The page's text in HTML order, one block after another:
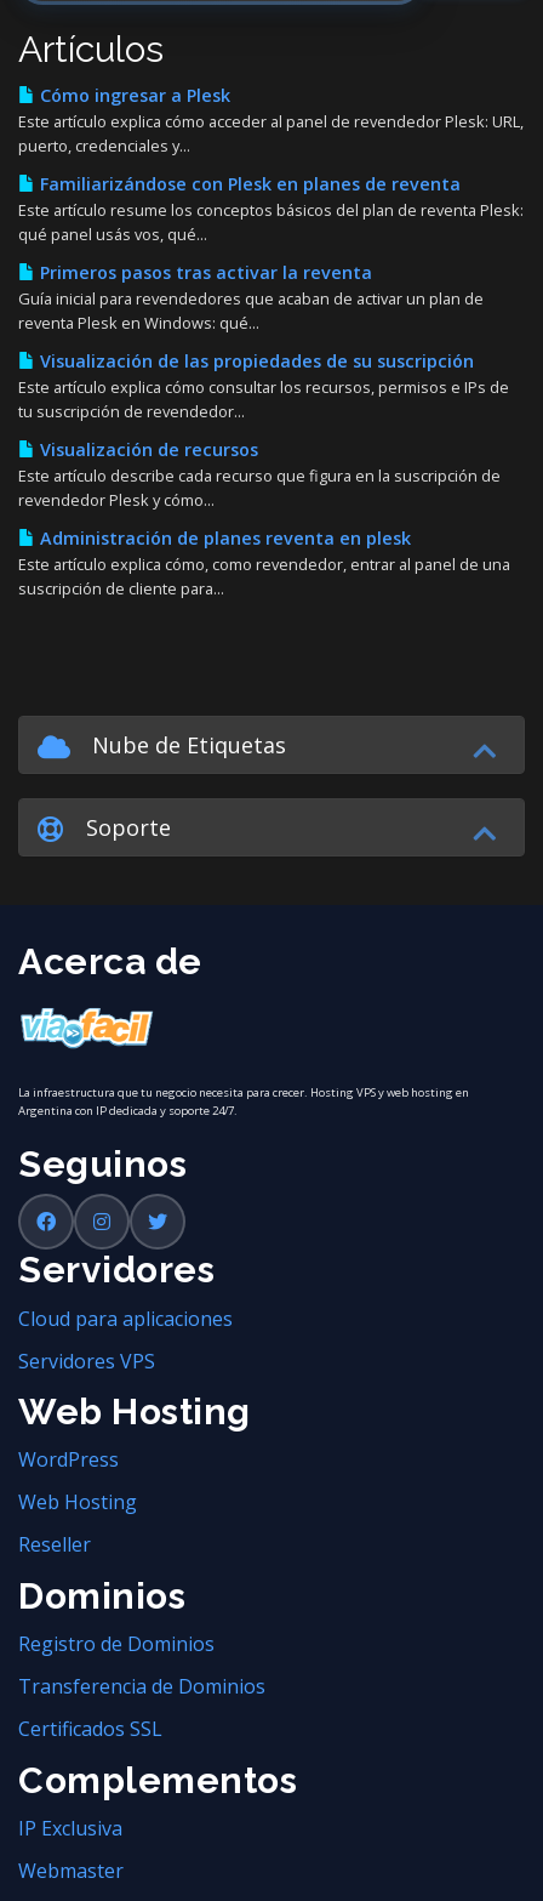
Artículos
Cómo ingresar a Plesk
Este artículo explica cómo acceder al panel de revendedor Plesk: URL,
puerto, credenciales y...
Familiarizándose con Plesk en planes de reventa
Este artículo resume los conceptos básicos del plan de reventa Plesk:
qué panel usás vos, qué...
Primeros pasos tras activar la reventa
Guía inicial para revendedores que acaban de activar un plan de
reventa Plesk en Windows: qué...
Visualización de las propiedades de su suscripción
Este artículo explica cómo consultar los recursos, permisos e IPs de
tu suscripción de revendedor...
Visualización de recursos
Este artículo describe cada recurso que figura en la suscripción de
revendedor Plesk y cómo...
Administración de planes reventa en plesk
Este artículo explica cómo, como revendedor, entrar al panel de una
suscripción de cliente para...
Nube de Etiquetas
Soporte
Acerca de
La infraestructura que tu negocio necesita para crecer. Hosting VPS y web hosting en
Argentina con IP dedicada y soporte 24/7.
Seguinos
Servidores
Cloud para aplicaciones
Servidores VPS
Web Hosting
WordPress
Web Hosting
Reseller
Dominios
Registro de Dominios
Transferencia de Dominios
Certificados SSL
Complementos
IP Exclusiva
Webmaster